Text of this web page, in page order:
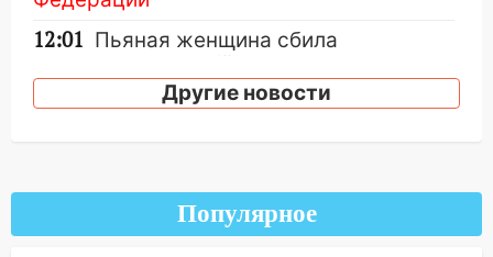
12:01 Пьяная женщина сбила
шестилетнего ребёнка на улице
Федерации: возбуждено уголовное дело
10:30 От мотофристайла до прогулки с
хаски: куда сходить в Ульяновской
области 8–9 августа
Другие новости
Популярное